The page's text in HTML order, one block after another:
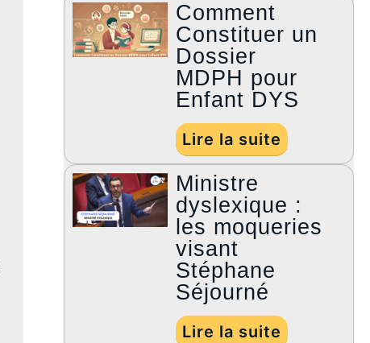
Comment
Constituer un
Dossier
MDPH pour
Enfant DYS
Lire la suite
Ministre
dyslexique :
les moqueries
visant
Stéphane
Séjourné
Lire la suite